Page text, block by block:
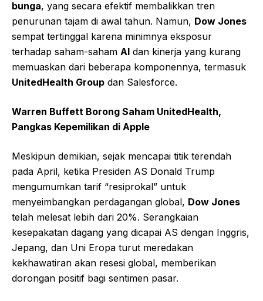
bunga, yang secara efektif membalikkan tren
penurunan tajam di awal tahun. Namun, Dow Jones
sempat tertinggal karena minimnya eksposur
terhadap saham-saham AI dan kinerja yang kurang
memuaskan dari beberapa komponennya, termasuk
UnitedHealth Group dan Salesforce.
Warren Buffett Borong Saham UnitedHealth,
Pangkas Kepemilikan di Apple
Meskipun demikian, sejak mencapai titik terendah
pada April, ketika Presiden AS Donald Trump
mengumumkan tarif “resiprokal” untuk
menyeimbangkan perdagangan global, Dow Jones
telah melesat lebih dari 20%. Serangkaian
kesepakatan dagang yang dicapai AS dengan Inggris,
Jepang, dan Uni Eropa turut meredakan
kekhawatiran akan resesi global, memberikan
dorongan positif bagi sentimen pasar.